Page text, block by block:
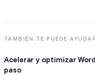
TAMBIÉN TE PUEDE
Acelerar y optimizar
paso